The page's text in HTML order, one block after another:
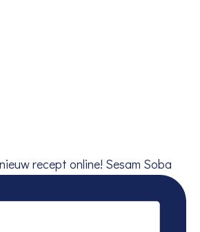
recept online! Sesam Soba